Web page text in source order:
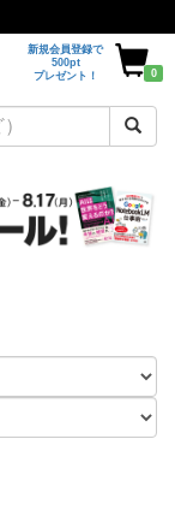
新規会員登録で
500pt
プレゼント！
0